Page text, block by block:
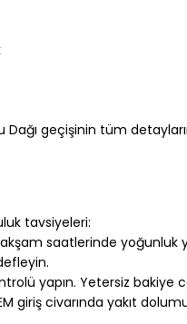
geçişinin tüm
tavsiyeleri:
saatlerinde yoğunluk
yapın. Yetersiz bakiye
giriş civarında yakıt dolumu